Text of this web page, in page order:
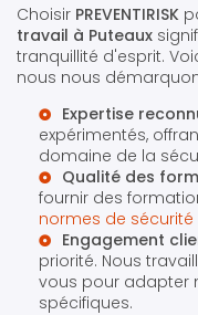
Choisir PREVENTIRISK
travail à Puteaux
tranquillité d'esprit.
nous nous
Expertise
expérimentés,
domaine de la
Qualité des
fournir des
normes de sécurité
Engagement
priorité. Nous
vous pour adapter
spécifiques.